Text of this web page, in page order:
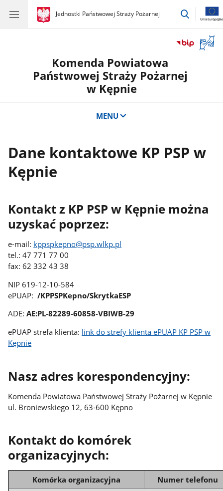
gov.pl
Jednostki Państwowej Straży Pożarnej
gov.pl
Jednostki
przejdź
okno
Komenda Powiatowa
Państwowej Straży Pożarnej
w Kępnie
MENU
Dane kontaktowe KP PSP w
Kępnie
Kontakt z KP PSP w Kępnie można
uzyskać poprzez:
e-mail: kppspkepno@psp.wlkp.pl
tel.: 47 771 77 00
fax: 62 332 43 38
NIP 619-12-10-584
ePUAP: /KPPSPKepno/SkrytkaESP
ADE: AE:PL-82289-60858-VBIWB-29
ePUAP strefa klienta: link do strefy klienta ePUAP KP PSP w
Kępnie
Nasz adres korespondencyjny:
Komenda Powiatowa Państwowej Straży Pożarnej w Kępnie
ul. Broniewskiego 12, 63-600 Kępno
Kontakt do komórek
organizacyjnych:
Komórka organizacyjna
Numer telefonu